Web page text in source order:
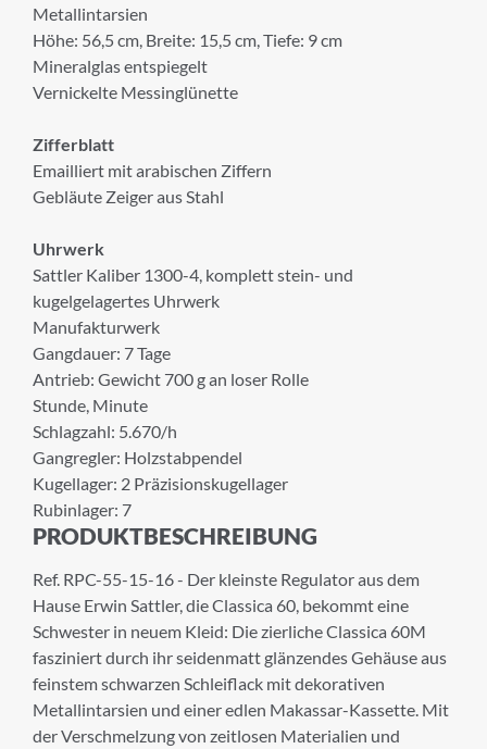
Metallintarsien
Höhe: 56,5 cm, Breite: 15,5 cm, Tiefe: 9 cm
Mineralglas entspiegelt
Vernickelte Messinglünette
Zifferblatt
Emailliert mit arabischen Ziffern
Gebläute Zeiger aus Stahl
Uhrwerk
Sattler Kaliber 1300-4, komplett stein- und
kugelgelagertes Uhrwerk
Manufakturwerk
Gangdauer: 7 Tage
Antrieb: Gewicht 700 g an loser Rolle
Stunde, Minute
Schlagzahl: 5.670/h
Gangregler: Holzstabpendel
Kugellager: 2 Präzisionskugellager
Rubinlager: 7
PRODUKTBESCHREIBUNG
Ref. RPC-55-15-16 - Der kleinste Regulator aus dem
Hause Erwin Sattler, die Classica 60, bekommt eine
Schwester in neuem Kleid: Die zierliche Classica 60M
fasziniert durch ihr seidenmatt glänzendes Gehäuse aus
feinstem schwarzen Schleiflack mit dekorativen
Metallintarsien und einer edlen Makassar-Kassette. Mit
der Verschmelzung von zeitlosen Materialien und
×
ANMELDUNG ZUM
NEWSLETTER